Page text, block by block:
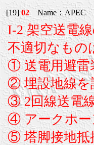
[19]02Name：APEC
I-2 架空送電
不適切なもの
① 送電用避雷
② 埋設地線を
③ 2回線送電
④ アークホー
⑤ 塔脚接地抵